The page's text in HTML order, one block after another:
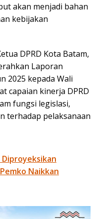
akan menjadi bahan
kebijakan
DPRD Kota Batam,
Laporan
2025 kepada Wali
capaian kinerja DPRD
fungsi legislasi,
terhadap pelaksanaan
Diproyeksikan
Naikkan